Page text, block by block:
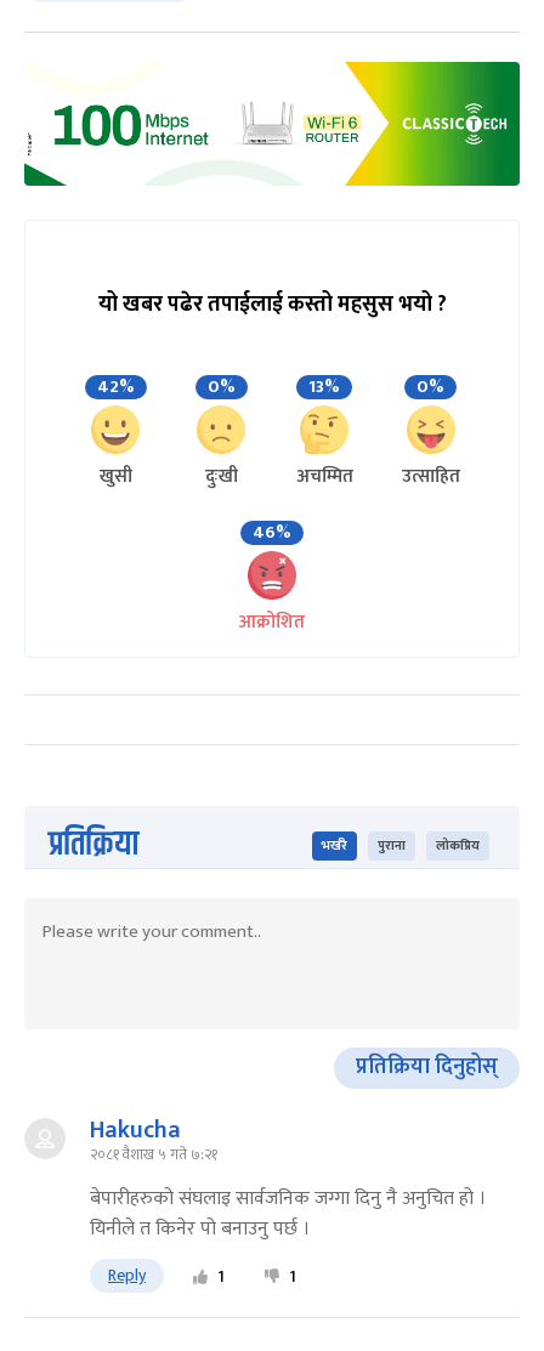
यो खबर पढेर तपाईलाई कस्तो महसुस भयो ?
42%
खुसी
0%
दुःखी
13%
अचम्मित
0%
उत्साहित
46%
आक्रोशित
प्रतिक्रिया भर्खरै पुराना लोकप्रिय
प्रतिक्रिया दिनुहोस्
Hakucha
२०८१ वैशाख ५ गते ७:२१
बेपारीहरुको संघलाइ सार्वजनिक जग्गा दिनु नै अनुचित हो ।
यिनीले त किनेर पो बनाउनु पर्छ ।
Reply 1 1